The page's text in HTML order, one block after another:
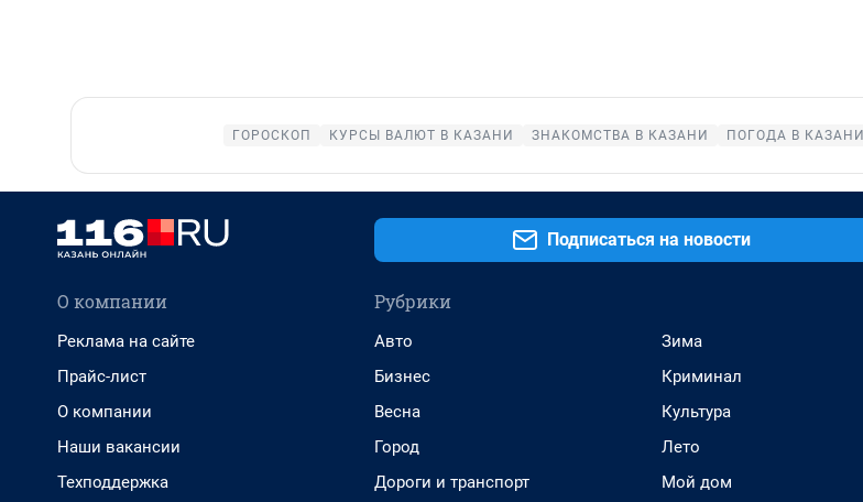
ГОРОСКОП КУРСЫ ВАЛЮТ В КАЗАНИ ЗНАКОМСТВА В КАЗАНИ ПОГОДА В КАЗАНИ
Подписаться на новости
О компании
Реклама на сайте
Прайс-лист
О компании
Наши вакансии
Техподдержка
Рубрики
Авто
Бизнес
Весна
Город
Дороги и транспорт
Зима
Криминал
Культура
Лето
Мой дом